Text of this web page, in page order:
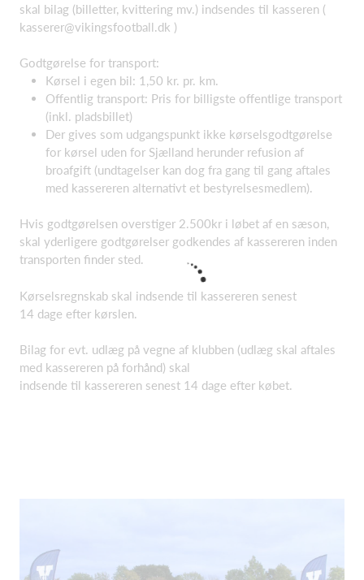
skal bilag (billetter, kvittering mv.) indsendes til kasseren (
kasserer@vikingsfootball.dk )
Godtgørelse for transport:
Kørsel i egen bil: 1,50 kr. pr. km.
Offentlig transport: Pris for billigste offentlige transport
(inkl. pladsbillet)
Der gives som udgangspunkt ikke kørselsgodtgørelse
for kørsel uden for Sjælland herunder refusion af
broafgift (undtagelser kan dog fra gang til gang aftales
med kassereren alternativt et bestyrelsesmedlem).
Hvis godtgørelsen overstiger 2.500kr i løbet af en sæson,
skal yderligere godtgørelser godkendes af kassereren inden
transporten finder sted.
Kørselsregnskab skal indsende til kassereren senest
14 dage efter kørslen.
Bilag for evt. udlæg på vegne af klubben (udlæg skal aftales
med kassereren på forhånd) skal
indsende til kassereren senest 14 dage efter købet.